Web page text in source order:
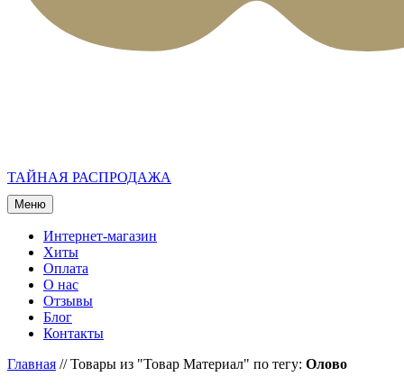
ТАЙНАЯ РАСПРОДАЖА
Меню
Интернет-магазин
Хиты
Оплата
О нас
Отзывы
Блог
Контакты
Главная //Товары из "Товар Материал" по тегу: Олово